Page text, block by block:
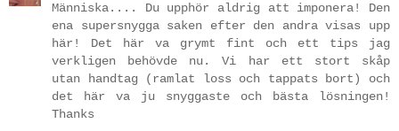
Människa.... Du upphör aldrig att imponera! Den
ena supersnygga saken efter den andra visas upp
här! Det här va grymt fint och ett tips jag
verkligen behövde nu. Vi har ett stort skåp
utan handtag (ramlat loss och tappats bort) och
det här va ju snyggaste och bästa lösningen!
Thanks